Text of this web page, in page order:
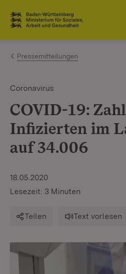
Zum Inhalt springen
Link zur Startseite
Pressemitteilungen
Coronavirus
COVID-19:
Infizierten im
auf 34.006
18.05.2020
Lesezeit: 3 Minuten
Teilen Text vorlesen